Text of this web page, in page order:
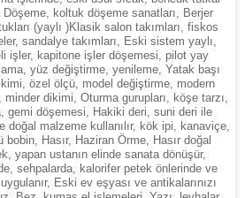
Döşeme, koltuk döşeme sanatları, Berjer
(yaylı )Klasik salon takımları, fiskos
sandalye takımları, Eski sistem yaylı,
işler, kapitone işler döşemesi, pilot yay
yüz değiştirme, yenileme, Yatak başı
özel ölçü, model değiştirme, modern
dikimi, Oturma gurupları, köşe tarzı,
gemi döşemesi, Hakiki deri, suni deri ile
doğal malzeme kullanılır, kök ipi, kanaviçe,
Hasır, Haziran Örme, Hasır doğal
yapan ustanın elinde sanata dönüşür,
sehpalarda, kalorifer petek önlerinde ve
Eski ev eşyası ve antikalarınızı